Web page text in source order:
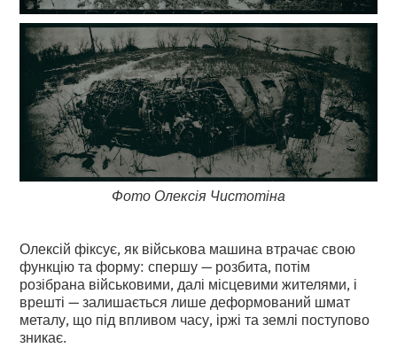
Фото Олексія Чистотіна
Олексій фіксує, як військова машина втрачає свою
функцію та форму: спершу — розбита, потім
розібрана військовими, далі місцевими жителями, і
врешті — залишається лише деформований шмат
металу, що під впливом часу, іржі та землі поступово
зникає.